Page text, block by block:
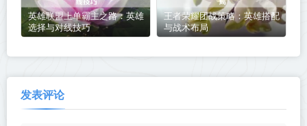
英雄联盟上单霸主之路：英雄
选择与对线技巧
王者荣耀团战策略：英雄搭配
与战术布局
发表评论